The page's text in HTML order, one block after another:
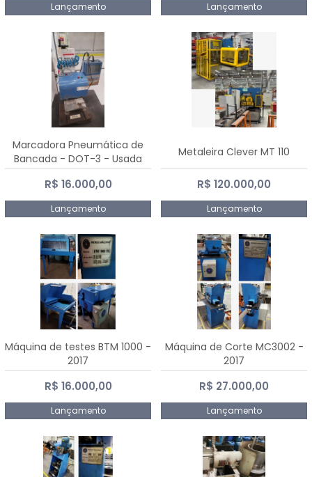
Lançamento Lançamento
Marcadora Pneumática de
Bancada - DOT-3 - Usada
R$ 16.000,00
Lançamento
Metaleira Clever MT 110
R$ 120.000,00
Lançamento
Máquina de testes BTM 1000 -
2017
R$ 16.000,00
Lançamento
Máquina de Corte MC3002 -
2017
R$ 27.000,00
Lançamento